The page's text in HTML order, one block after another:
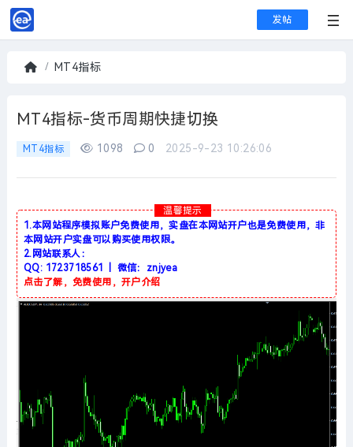
发帖
页
MT4指标
MT4指标-货币周期快捷切换
MT4指标 1098 0 2025-9-23 10:26:06
温馨提示
1.本网站程序模拟账户免费使用，实盘在本网站开户也是免费使用，非
本网站开户实盘可以购买使用权限。
2.网站联系人：
QQ: 1723718561 | 微信：znjyea
点击了解，免费使用，开户介绍